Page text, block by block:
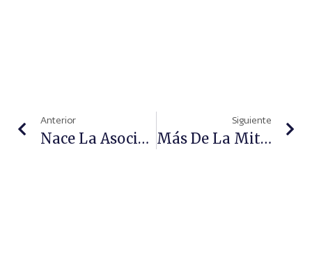
Anterior
Nace La Asociación Método Por Intercambios Para Promover La Pérdida De Peso Saludable
Siguiente
Más De La Mitad De Los Españoles Sufre Estrés A La Vuelta De Vacaciones